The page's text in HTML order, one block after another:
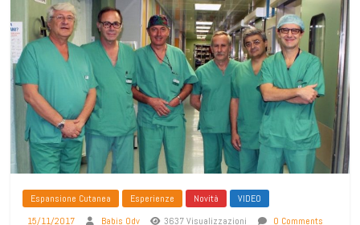
Espansione Cutanea Esperienze Novità
VIDEO
15/11/2017
Babis Odv 3637 Visualizzazioni 0 Comments